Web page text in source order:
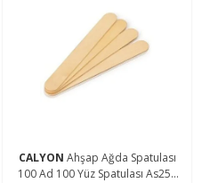
CALYON Ahşap Ağda Spatulası
100 Ad 100 Yüz Spatulası As255